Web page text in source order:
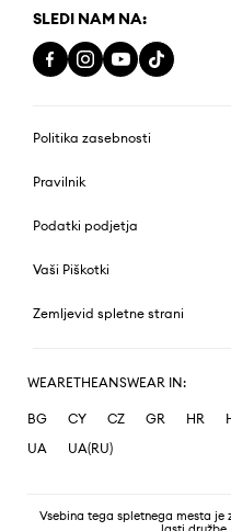
SLEDI NAM NA:
Politika zasebnosti
Pravilnik
Podatki podjetja
Vaši Piškotki
Zemljevid spletne strani
WEARETHEANSWEAR IN:
BG CY CZ GR HR
UA
UA(RU)
Vsebina tega spletnega mesta